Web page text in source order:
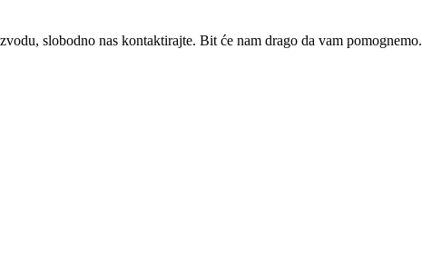
slobodno nas kontaktirajte. Bit će nam drago da vam pomognemo.